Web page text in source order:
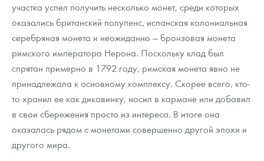
участка успел получить несколько монет, среди которых
оказались британский полупенс, испанская колониальная
серебряная монета и неожиданно — бронзовая монета
римского императора Нерона. Поскольку клад был
спрятан примерно в 1792 году, римская монета явно не
принадлежала к основному комплексу. Скорее всего, кто-
то хранил ее как диковинку, носил в кармане или добавил
в свои сбережения просто из интереса. В итоге она
оказалась рядом с монетами совершенно другой эпохи и
другого мира.